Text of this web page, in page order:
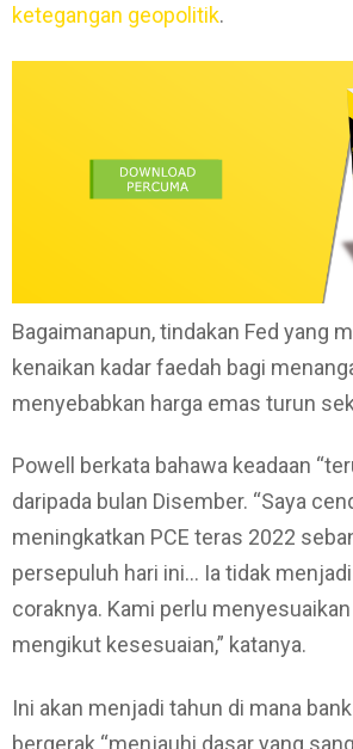
ketegangan geopolitik.
Bagaimanapun, tindakan Fed yang
kenaikan kadar faedah bagi
menyebabkan harga emas turun
Powell berkata bahawa keadaan
daripada bulan Disember. “Saya
meningkatkan PCE teras 2022
persepuluh hari ini… Ia tidak
coraknya. Kami perlu
mengikut kesesuaian,” katanya.
Ini akan menjadi tahun di mana
bergerak “menjauhi dasar yang